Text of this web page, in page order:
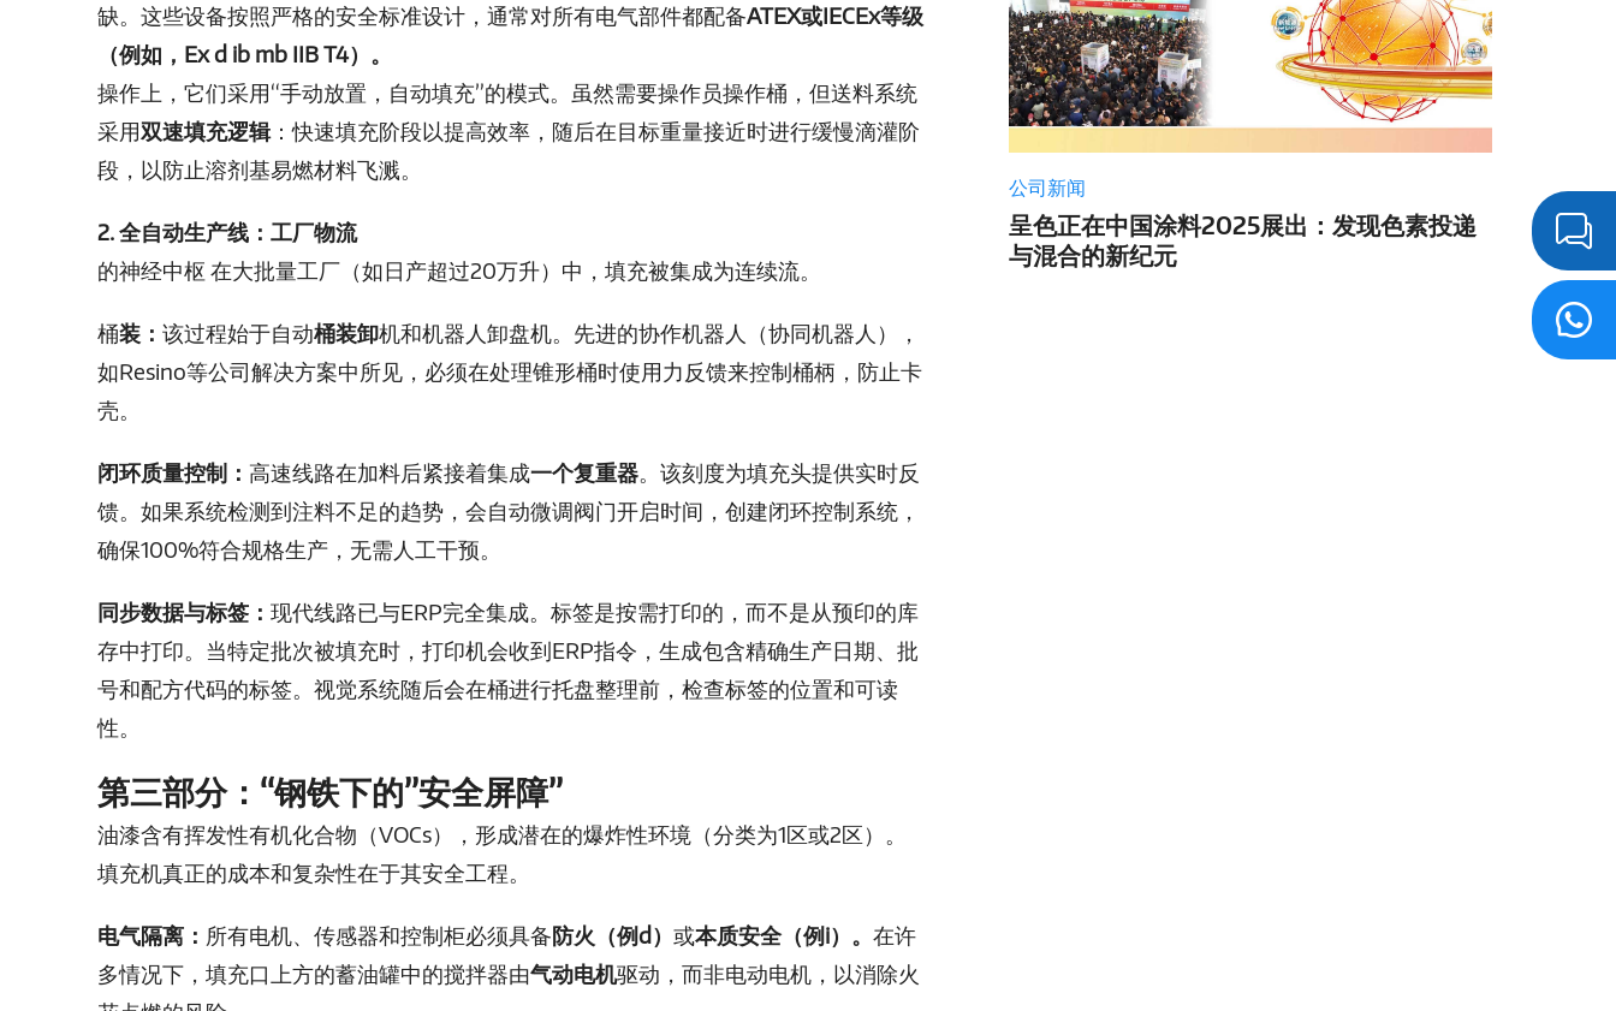
缺。这些设备按照严格的安全标准设计，通常对所有电气部件都配备ATEX或IECEx等级
（例如，Ex d ib mb IIB T4）。
操作上，它们采用“手动放置，自动填充”的模式。虽然需要操作员操作桶，但送料系统
采用双速填充逻辑：快速填充阶段以提高效率，随后在目标重量接近时进行缓慢滴灌阶
段，以防止溶剂基易燃材料飞溅。
2. 全自动生产线：工厂物流
的神经中枢 在大批量工厂（如日产超过20万升）中，填充被集成为连续流。
桶装： 该过程始于自动桶装卸机和机器人卸盘机。先进的协作机器人（协同机器人），
如Resino等公司解决方案中所见，必须在处理锥形桶时使用力反馈来控制桶柄，防止卡
壳。
闭环质量控制： 高速线路在加料后紧接着集成一个复重器。该刻度为填充头提供实时反
馈。如果系统检测到注料不足的趋势，会自动微调阀门开启时间，创建闭环控制系统，
确保100%符合规格生产，无需人工干预。
同步数据与标签： 现代线路已与ERP完全集成。标签是按需打印的，而不是从预印的库
存中打印。当特定批次被填充时，打印机会收到ERP指令，生成包含精确生产日期、批
号和配方代码的标签。视觉系统随后会在桶进行托盘整理前，检查标签的位置和可读
性。
第三部分：“钢铁下的”安全屏障”
油漆含有挥发性有机化合物（VOCs），形成潜在的爆炸性环境（分类为1区或2区）。
填充机真正的成本和复杂性在于其安全工程。
电气隔离： 所有电机、传感器和控制柜必须具备防火（例d） 或本质安全（例i）。 在许
多情况下，填充口上方的蓄油罐中的搅拌器由气动电机驱动，而非电动电机，以消除火
公司新闻
呈色正在中国涂料2025展出：发现色素投递
与混合的新纪元